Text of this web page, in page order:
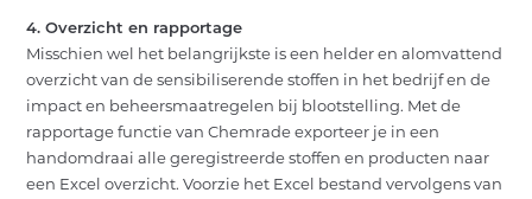
4. Overzicht en rapportage
Misschien wel het belangrijkste is een helder en alomvattend
overzicht van de sensibiliserende stoffen in het bedrijf en de
impact en beheersmaatregelen bij blootstelling. Met de
rapportage functie van Chemrade exporteer je in een
handomdraai alle geregistreerde stoffen en producten naar
een Excel overzicht. Voorzie het Excel bestand vervolgens van